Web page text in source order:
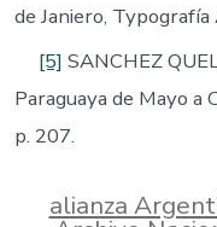
de Janiero, Typografía
[5] SANCHEZ
Paraguaya de Mayo a
p. 207.
alianza